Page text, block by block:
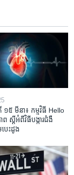
១៥ មីនា៖ កម្មវិធី ​Hello
ស្ដី​អំពី​វិធី​បង្ការ​ជំងឺ​
េះដូង